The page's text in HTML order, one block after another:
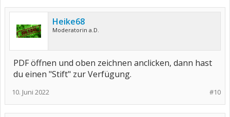
Heike68
Moderatorin a.D.
PDF öffnen und oben zeichnen anclicken, dann hast
du einen "Stift" zur Verfügung.
#10
10. Juni 2022